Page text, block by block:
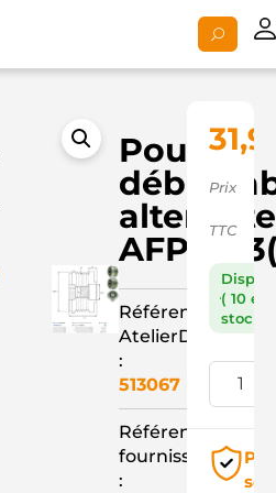
Poulie
Référence
AtelierD
:
513067
Référence
fournisseur
:
Prix
TTC
( 10 en
stock )